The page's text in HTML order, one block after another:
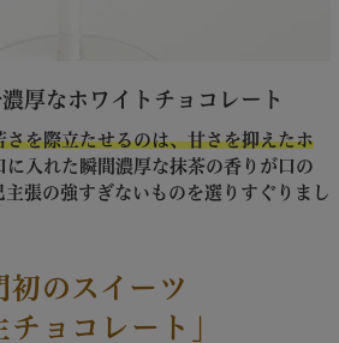
厚なホワイトチョコレート
を際立たせるのは、甘さを抑えたホ
に入れた瞬間濃厚な抹茶の香りが口の
張の強すぎないものを選りすぐりまし
のスイーツ
チョコレート」